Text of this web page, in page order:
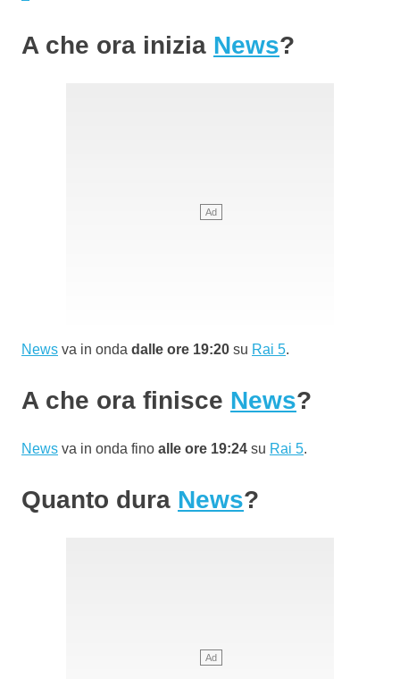
A che ora inizia News?
News va in onda dalle ore 19:20 su Rai 5.
A che ora finisce News?
News va in onda fino alle ore 19:24 su Rai 5.
Quanto dura News?